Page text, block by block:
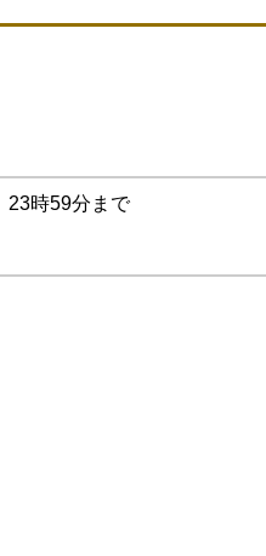
23時59分まで